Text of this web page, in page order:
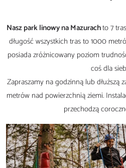
Nasz park linowy na Mazurachto 7
długość wszystkich tras to 1000
posiada zróżnicowany poziom
coś dla
Zapraszamy na godzinną lub dłuższą
metrów nad powierzchnią ziemi.
przechodzą